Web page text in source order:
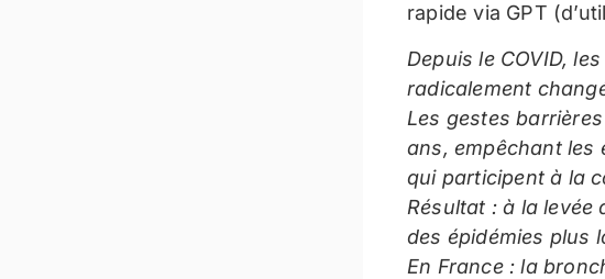
rapide via GPT
Depuis le COVID,
radicalement
Les gestes
ans, empêchant les
qui participent à la
Résultat : à la levée
des épidémies plus
En France : la